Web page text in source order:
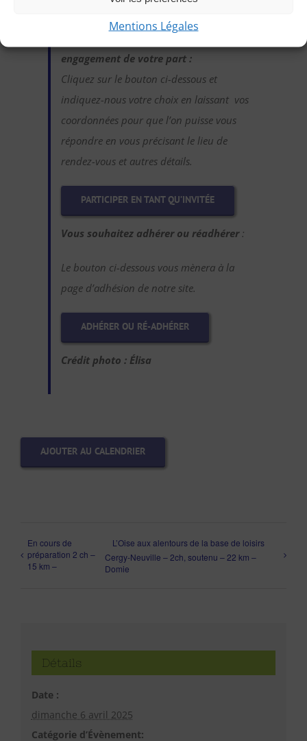
Mentions Légales
engagement de votre part :
Cliquez sur le bouton ci-dessous et
indiquez-nous votre choix en laissant vos
coordonnées pour que l’on puisse vous
répondre en vous précisant le lieu de
rendez-vous et autres détails.
PARTICIPER EN TANT QU’INVITÉE
Vous souhaitez adhérer ou réadhérer:
Le bouton ci-dessous vous mènera à la
page d’adhésion de notre site.
ADHÉRER OU RÉ-ADHÉRER
Crédit photo : Élisa
AJOUTER AU CALENDRIER
En cours de
préparation 2 ch –
15 km –
L’Oise aux alentours de la base de loisirs
Cergy-Neuville – 2ch, soutenu – 22 km –
Domie
Détails
Date :
dimanche 6 avril 2025
Catégorie d’Évènement: